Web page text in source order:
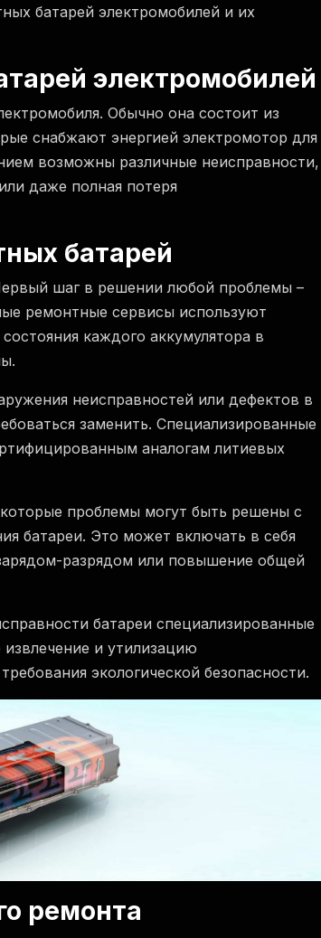
батарей электромобилей и их
электромобилей
Обычно она состоит из
снабжают энергией электромотор для
возможны различные неисправности,
даже полная потеря
батарей
шаг в решении любой проблемы –
ремонтные сервисы используют
каждого аккумулятора в
неисправностей или дефектов в
заменить. Специализированные
аналогам литиевых
проблемы могут быть решены с
батареи. Это может включать в себя
разрядом или повышение общей
батареи специализированные
и утилизацию
экологической безопасности.
ремонта